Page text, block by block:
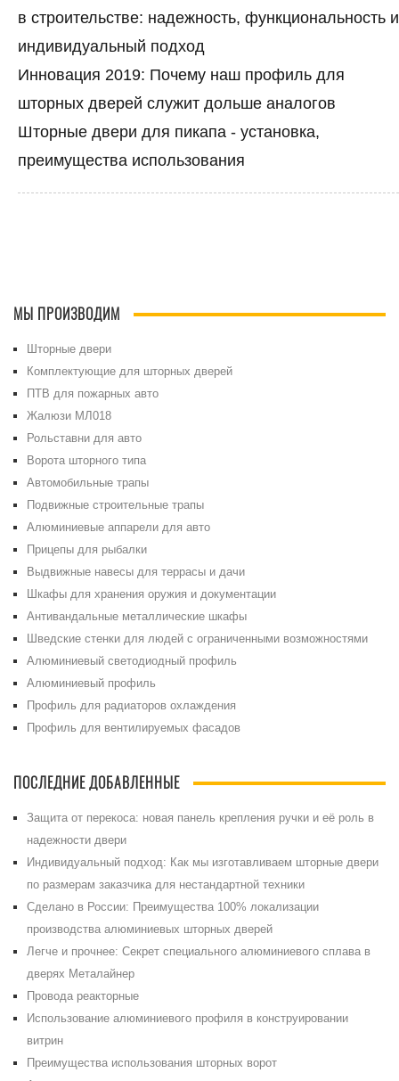
в строительстве: надежность, функциональность и
индивидуальный подход
Инновация 2019: Почему наш профиль для
шторных дверей служит дольше аналогов
Шторные двери для пикапа - установка,
преимущества использования
МЫ ПРОИЗВОДИМ
Шторные двери
Комплектующие для шторных дверей
ПТВ для пожарных авто
Жалюзи МЛ018
Рольставни для авто
Ворота шторного типа
Автомобильные трапы
Подвижные строительные трапы
Алюминиевые аппарели для авто
Прицепы для рыбалки
Выдвижные навесы для террасы и дачи
Шкафы для хранения оружия и документации
Антивандальные металлические шкафы
Шведские стенки для людей с ограниченными возможностями
Алюминиевый светодиодный профиль
Алюминиевый профиль
Профиль для радиаторов охлаждения
Профиль для вентилируемых фасадов
ПОСЛЕДНИЕ ДОБАВЛЕННЫЕ
Защита от перекоса: новая панель крепления ручки и её роль в
надежности двери
Индивидуальный подход: Как мы изготавливаем шторные двери
по размерам заказчика для нестандартной техники
Сделано в России: Преимущества 100% локализации
производства алюминиевых шторных дверей
Легче и прочнее: Секрет специального алюминиевого сплава в
дверях Металайнер
Провода реакторные
Использование алюминиевого профиля в конструировании
витрин
Преимущества использования шторных ворот